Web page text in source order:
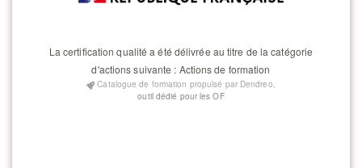
La certification qualité a été délivrée au titre de la catégorie
d'actions suivante : Actions de formation
Catalogue de formation propulsé par Dendreo,
outil dédié pour les OF